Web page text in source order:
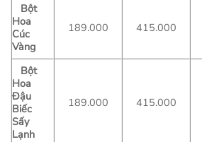
Bột
Hoa
Cúc
Vàng
189.000 415.000
Bột
Hoa
Đậu
Biếc
Sấy
Lạnh
189.000 415.000